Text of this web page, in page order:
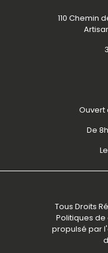
110 Chemin
Ouvert
De
Tous Droits
Politiques
propulsé par l'